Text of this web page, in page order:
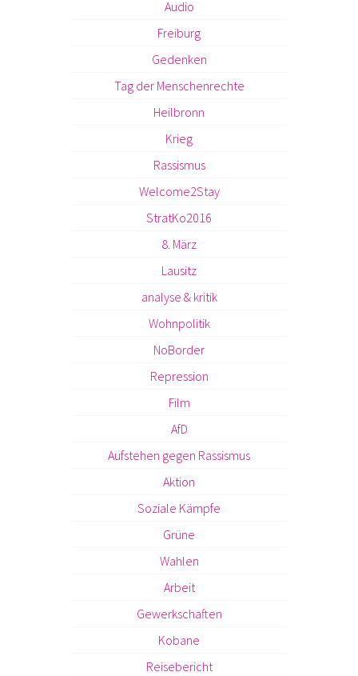
Audio
Freiburg
Gedenken
Tag der Menschenrechte
Heilbronn
Krieg
Rassismus
Welcome2Stay
StratKo2016
8. März
Lausitz
analyse & kritik
Wohnpolitik
NoBorder
Repression
Film
AfD
Aufstehen gegen Rassismus
Aktion
Soziale Kämpfe
Grüne
Wahlen
Arbeit
Gewerkschaften
Kobane
Reisebericht